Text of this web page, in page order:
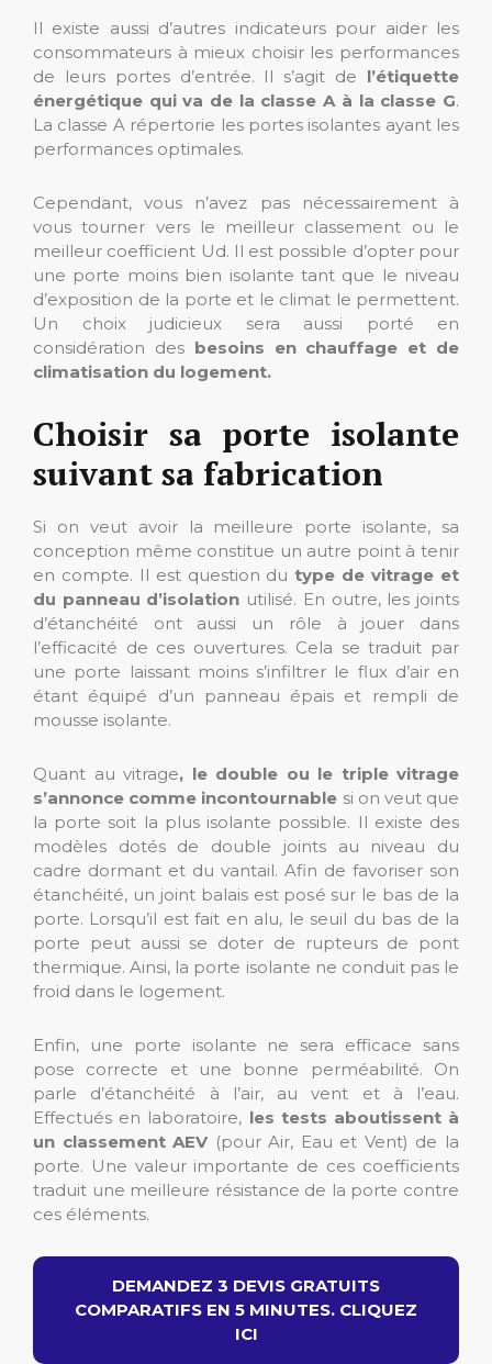
Il existe aussi d’autres indicateurs pour aider les
consommateurs à mieux choisir les performances
de leurs portes d’entrée. Il s’agit de l’étiquette
énergétique qui va de la classe A à la classe G.
La classe A répertorie les portes isolantes ayant les
performances optimales.
Cependant, vous n’avez pas nécessairement à
vous tourner vers le meilleur classement ou le
meilleur coefficient Ud. Il est possible d’opter pour
une porte moins bien isolante tant que le niveau
d’exposition de la porte et le climat le permettent.
Un choix judicieux sera aussi porté en
considération des besoins en chauffage et de
climatisation du logement.
Choisir sa porte isolante
suivant sa fabrication
Si on veut avoir la meilleure porte isolante, sa
conception même constitue un autre point à tenir
en compte. Il est question dutype de vitrage et
du panneau d’isolation utilisé. En outre, les joints
d’étanchéité ont aussi un rôle à jouer dans
l’efficacité de ces ouvertures. Cela se traduit par
une porte laissant moins s’infiltrer le flux d’air en
étant équipé d’un panneau épais et rempli de
mousse isolante.
Quant au vitrage, le double ou le triple vitrage
s’annonce comme incontournable si on veut que
la porte soit la plus isolante possible. Il existe des
modèles dotés de double joints au niveau du
cadre dormant et du vantail. Afin de favoriser son
étanchéité, un joint balais est posé sur le bas de la
porte. Lorsqu’il est fait en alu, le seuil du bas de la
porte peut aussi se doter de rupteurs de pont
thermique. Ainsi, la porte isolante ne conduit pas le
froid dans le logement.
Enfin, une porte isolante ne sera efficace sans
pose correcte et une bonne perméabilité. On
parle d’étanchéité à l’air, au vent et à l’eau.
Effectués en laboratoire, les tests aboutissent à
un classement AEV (pour Air, Eau et Vent) de la
porte. Une valeur importante de ces coefficients
traduit une meilleure résistance de la porte contre
ces éléments.
DEMANDEZ 3 DEVIS GRATUITS
COMPARATIFS EN 5 MINUTES. CLIQUEZ
ICI